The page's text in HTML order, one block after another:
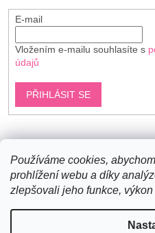
Používáme cookies,
prohlížení webu a díky
zlepšovali jeho funkce,
E-mail
Vložením e-mailu souhlasíte s
údajů
PŘIHLÁSIT SE